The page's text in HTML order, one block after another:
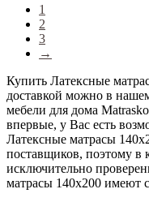
1
2
3
→
Купить Латексные
доставкой можно в
мебели для дома
впервые, у Вас есть
Латексные матрасы
поставщиков, поэтому в
исключительно
матрасы 140x200 имеют